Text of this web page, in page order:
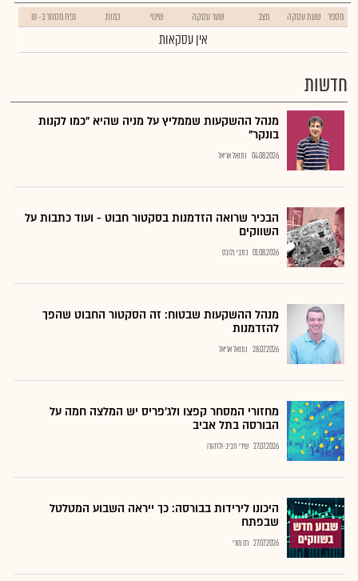
מספר שעת עסקה מצב שער עסקה שינוי כמות נפח מסחר ב- ₪
אין עסקאות
חדשות
מנהל ההשקעות שממליץ על מניה שהיא "כמו לקנות
בונקר"
04.08.2026 נתנאל אריאל
הבכיר שרואה הזדמנות בסקטור חבוט - ועוד כתבות על
השווקים
01.08.2026 כתבי גלובס
מנהל ההשקעות שבטוח: זה הסקטור החבוט שהפך
להזדמנות
28.07.2026 נתנאל אריאל
מחזורי המסחר קפצו ולג'פריס יש המלצה חמה על
הבורסה בתל אביב
27.07.2026 שירי חביב-ולדהורן
היכונו לירידות בבורסה: כך ייראה השבוע המטלטל
שבפתח
27.07.2026 רם מורי